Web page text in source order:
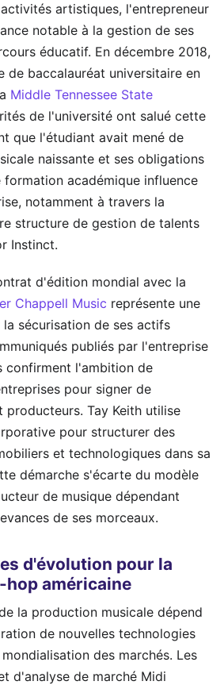
artistiques, l'entrepreneur
notable à la gestion de ses
éducatif. En décembre 2018,
de baccalauréat universitaire en
Middle Tennessee State
de l'université ont salué cette
que l'étudiant avait mené de
naissante et ses obligations
formation académique influence
notamment à travers la
structure de gestion de talents
Instinct.
d'édition mondial avec la
Chappell Music représente une
sécurisation de ses actifs
publiés par l'entreprise
confirment l'ambition de
pour signer de
producteurs. Tay Keith utilise
pour structurer des
et technologiques dans sa
démarche s'écarte du modèle
de musique dépendant
de ses morceaux.
d'évolution pour la
américaine
la production musicale dépend
de nouvelles technologies
des marchés. Les
d'analyse de marché Midi